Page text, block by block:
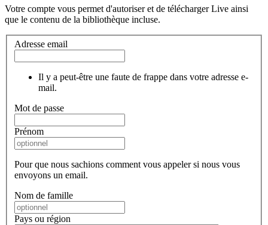
Votre compte vous permet d'autoriser et de télécharger Live ainsi
que le contenu de la bibliothèque incluse.
Adresse email
Il y a peut-être une faute de frappe dans votre adresse e-
mail.
Mot de passe
Prénom
Pour que nous sachions comment vous appeler si nous vous
envoyons un email.
Nom de famille
Pays ou région